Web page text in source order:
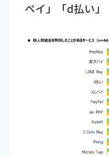
ペイ」「d払い」